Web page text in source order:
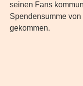
seinen Fans
Spendensumme
gekommen.